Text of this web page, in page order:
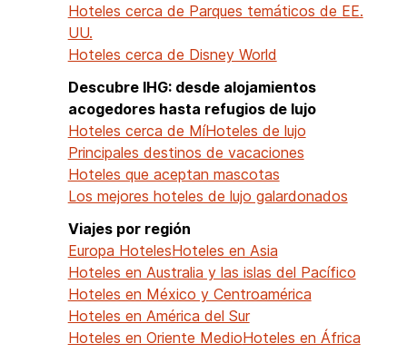
Hoteles cerca de Parques temáticos de EE.
UU.
Hoteles cerca de Disney World
Descubre IHG: desde alojamientos
acogedores hasta refugios de lujo
Hoteles cerca de MíHoteles de lujo
Principales destinos de vacaciones
Hoteles que aceptan mascotas
Los mejores hoteles de lujo galardonados
Viajes por región
Europa HotelesHoteles en Asia
Hoteles en Australia y las islas del Pacífico
Hoteles en México y Centroamérica
Hoteles en América del Sur
Hoteles en Oriente MedioHoteles en África